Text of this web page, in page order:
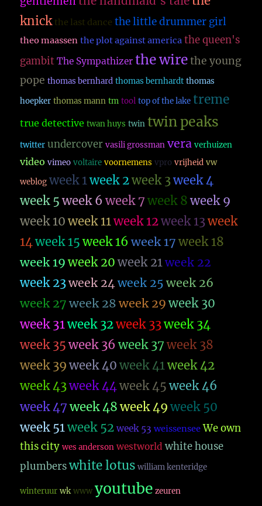
knick the last dance the little drummer girl
theo maassen the plot against america the queen's
gambit The Sympathizer the wire the young
pope thomas bernhard thomas bernhardt thomas
hoepker thomas mann tm tool top of the lake treme
true detective twan huys twin twin peaks
twitter undercover vasili grossman vera verhuizen
video vimeo voltaire voornemens vpro vrijheid vw
weblog week 1week 2week 3week 4
week 5 week 6 week 7 week 8 week 9
week 10 week 11week 12week 13week
14week 15 week 16 week 17 week 18
week 19 week 20 week 21week 22
week 23week 24week 25 week 26
week 27 week 28 week 29 week 30
week 31week 32week 33week 34
week 35 week 36 week 37 week 38
week 39 week 40 week 41week 42
week 43week 44week 45 week 46
week 47 week 48 week 49 week 50
week 51week 52 week 53 weissensee We own
this city wes anderson westworld white house
plumbers white lotus william kenteridge
winteruur wk www youtube zeuren